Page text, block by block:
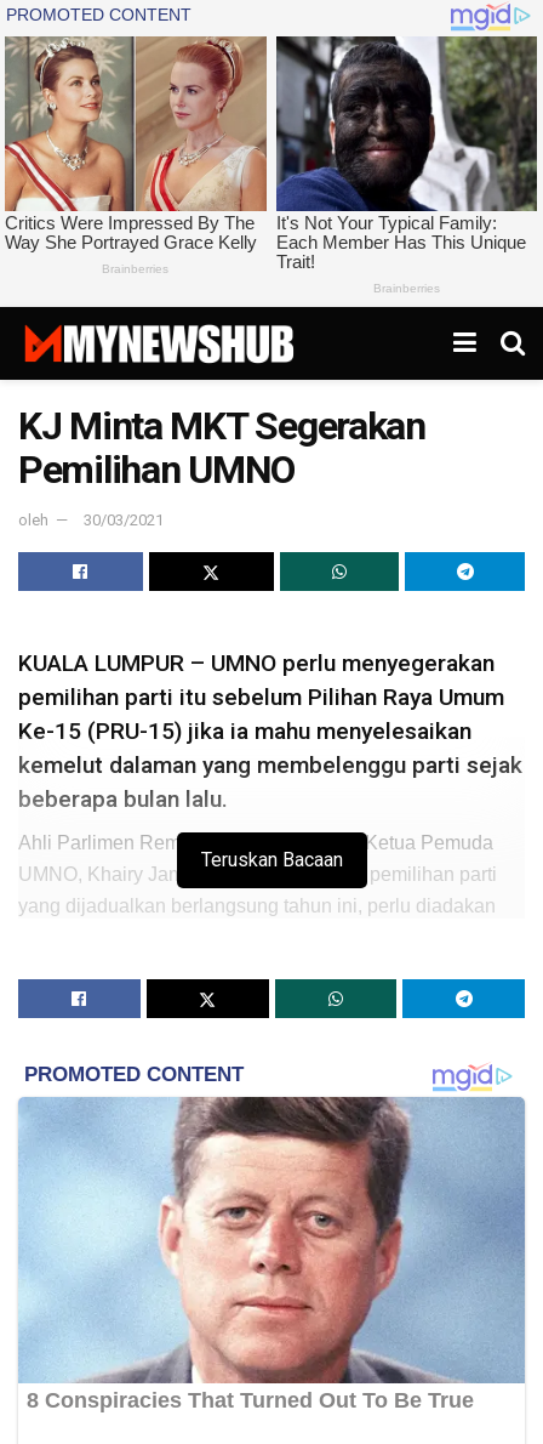
KJ Minta MKT Segerakan
Pemilihan UMNO
oleh 30/03/2021
KUALA LUMPUR – UMNO perlu menyegerakan
pemilihan parti itu sebelum Pilihan Raya Umum
Ke-15 (PRU-15) jika ia mahu menyelesaikan
kemelut dalaman yang membelenggu parti sejak
beberapa bulan lalu.
Ahli Parlimen Rembau yang juga bekas Ketua Pemuda
UMNO, Khairy Jamaluddin menegaskan pemilihan parti
yang dijadualkan berlangsung tahun ini, perlu diadakan
Pemilihan awal akan membolehkan UMNO menghadapi
PRU-15 dengan barisan pemimpin yang memiliki ‘mandat
“Hanya satu cara untuk menyelesaikan kemelut
dalaman UMNO. Segerakan pemilihan parti. Jangan
tangguhkan hingga selepas pilihan raya umum.
Sepatutnya pemilihan diadakan tahun ini. UMNO mesti
menghadapi PRU dengan kepimpinan yang
mempunyai mandat jelas dan yang boleh mendapat
sokongan rakyat.
“Segerakan pemilihan parti. Lakukan perkara yang
tepat, Majlis (Kerja) Tertinggi (MKT). Anda tahu kita tak
boleh teruskan dalam keadaan begini,”kata Timbalan
Teruskan Bacaan